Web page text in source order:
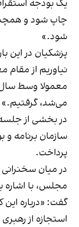
یک بودجه
چاپ شود و
شود.»
پزشکیان در این
نیاوریم از مقام
معمولا وسط سال
می‌شد، گرفتیم.»
در بخشی از
سازمان برنامه و
پرداخت.
در میان
مجلس، با
استجازه از